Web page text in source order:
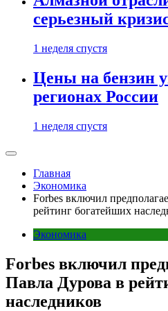
серьезный
1 неделя спустя
Цены на бензин
регионах России
1 неделя спустя
Главная
Экономика
Forbes включил
рейтинг богатейших
Экономика
Forbes включил
Павла Дурова в
наследников